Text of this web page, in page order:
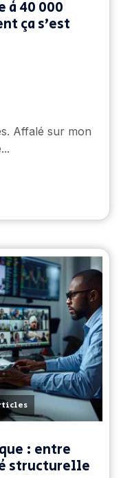
à 40 000
ça s'est
Affalé sur mon
: entre
structurelle